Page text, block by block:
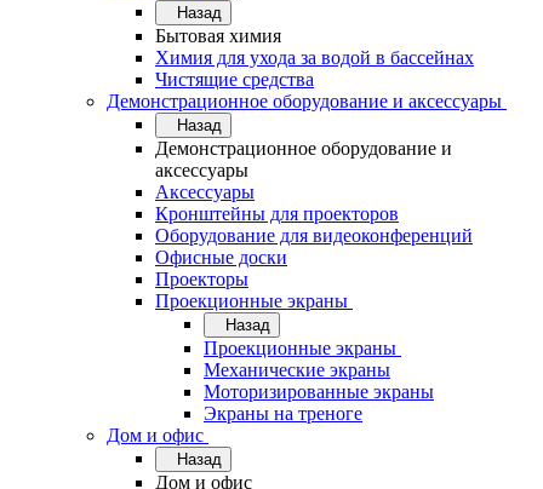
Назад
Бытовая химия
Химия для ухода за водой в бассейнах
Чистящие средства
Демонстрационное оборудование и аксессуары
Назад
Демонстрационное оборудование и
аксессуары
Аксессуары
Кронштейны для проекторов
Оборудование для видеоконференций
Офисные доски
Проекторы
Проекционные экраны
Назад
Проекционные экраны
Механические экраны
Моторизированные экраны
Экраны на треноге
Дом и офис
Назад
Дом и офис